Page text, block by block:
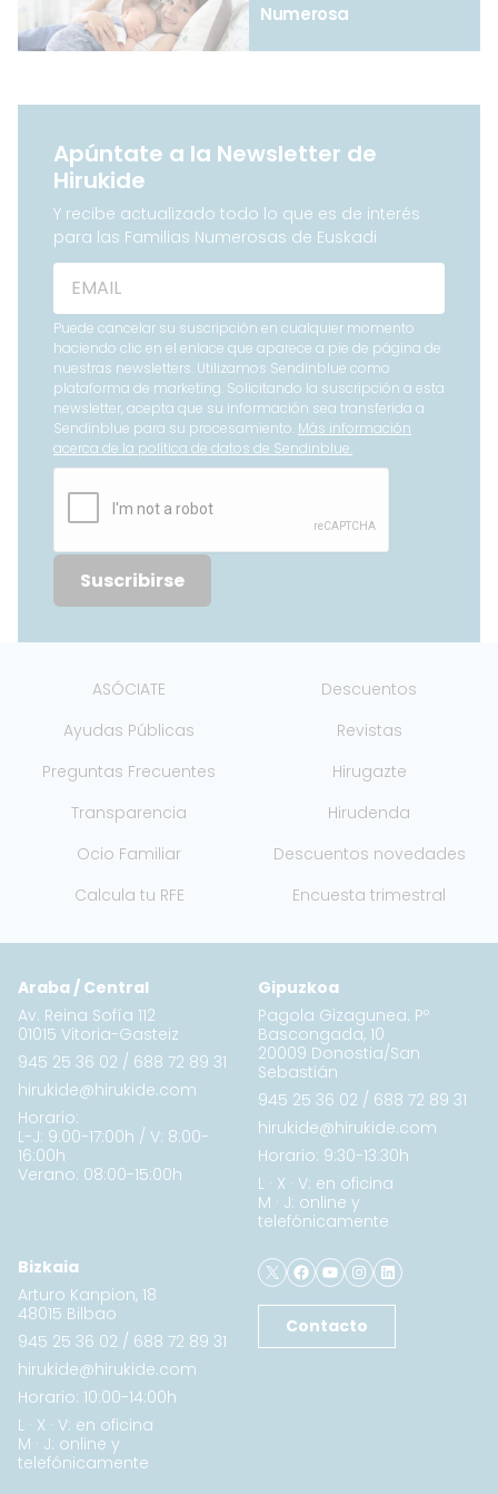
Numerosa
Apúntate a la Newsletter de
Hirukide
Y recibe actualizado todo lo que es de interés
para las Familias Numerosas de Euskadi
Puede cancelar su suscripción en cualquier momento
haciendo clic en el enlace que aparece a pie de página de
nuestras newsletters. Utilizamos Sendinblue como
plataforma de marketing. Solicitando la suscripción a esta
newsletter, acepta que su información sea transferida a
Sendinblue para su procesamiento. Más información
acerca de la política de datos de Sendinblue.
Suscribirse
ASÓCIATE
Descuentos
Ayudas Públicas
Revistas
Preguntas Frecuentes
Hirugazte
Transparencia
Hirudenda
Ocio Familiar
Descuentos novedades
Calcula tu RFE
Encuesta trimestral
Araba / Central
Av. Reina Sofía 112
01015 Vitoria-Gasteiz
945 25 36 02 / 688 72 89 31
hirukide@hirukide.com
Horario:
L-J: 9:00-17:00h / V: 8:00-
16:00h
Verano: 08:00-15:00h
Gipuzkoa
Pagola Gizagunea. Pº
Bascongada, 10
20009 Donostia/San
Sebastián
945 25 36 02 / 688 72 89 31
hirukide@hirukide.com
Horario: 9:30-13:30h
L · X · V: en oficina
M · J: online y
telefónicamente
Bizkaia
Arturo Kanpion, 18
48015 Bilbao
945 25 36 02 / 688 72 89 31
hirukide@hirukide.com
Horario: 10:00-14:00h
L · X · V: en oficina
M · J: online y
telefónicamente
X Facebook
YouTube
Instagram
LinkedIn
Contacto